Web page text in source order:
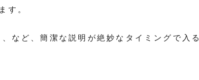
す。
など、簡潔な説明が絶妙なタイミングで入